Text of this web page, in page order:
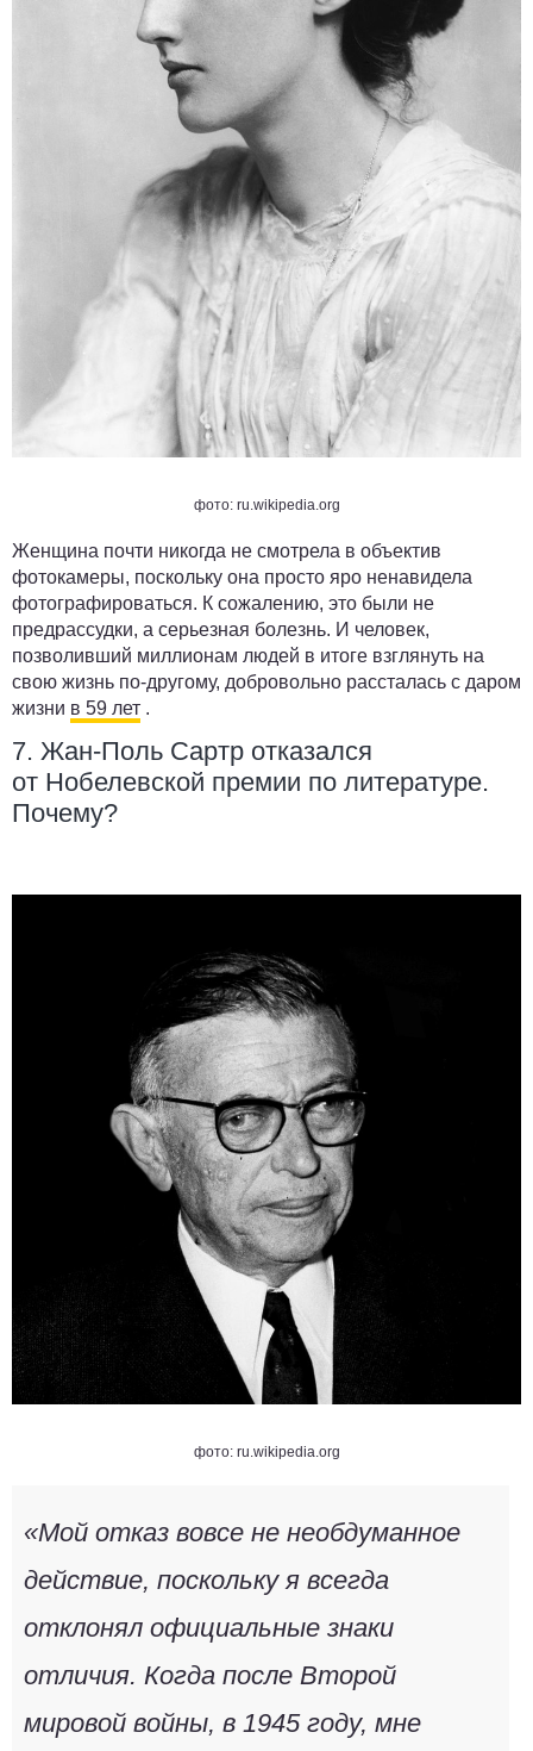
фото: ru.wikipedia.org
Женщина почти никогда не смотрела в объектив
фотокамеры, поскольку она просто яро ненавидела
фотографироваться. К сожалению, это были не
предрассудки, а серьезная болезнь. И человек,
позволивший миллионам людей в итоге взглянуть на
свою жизнь по-другому, добровольно рассталась с даром
жизни в 59 лет .
7. Жан-Поль Сартр отказался
от Нобелевской премии по литературе.
Почему?
фото: ru.wikipedia.org
«Мой отказ вовсе не необдуманное
действие, поскольку я всегда
отклонял официальные знаки
отличия. Когда после Второй
мировой войны, в 1945 году, мне